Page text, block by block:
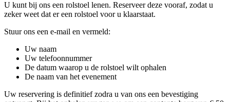
U kunt bij ons een rolstoel lenen. Reserveer deze vooraf, zodat u
zeker weet dat er een rolstoel voor u klaarstaat.
Stuur ons een e-mail en vermeld:
Uw naam
Uw telefoonnummer
De datum waarop u de rolstoel wilt ophalen
De naam van het evenement
Uw reservering is definitief zodra u van ons een bevestiging